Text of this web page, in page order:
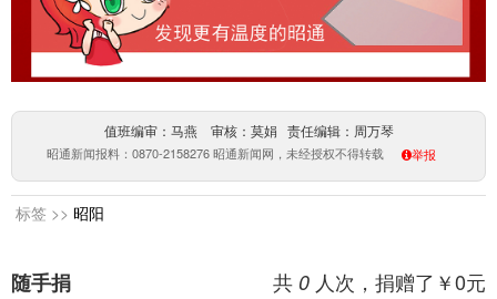
值班编审：马燕 审核：莫娟 责任编辑：周万琴
昭通新闻报料：0870-2158276 昭通新闻网，未经授权不得转载 举报
标签 >> 昭阳
共 0 人次，捐赠了￥0元
随手捐